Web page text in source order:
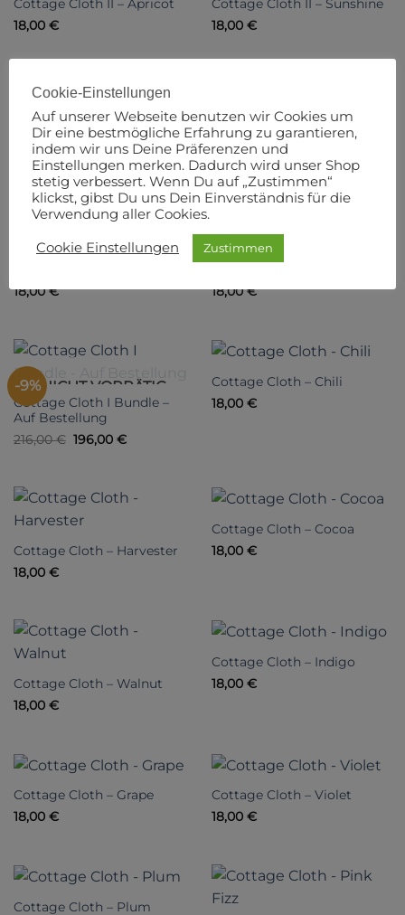
Cottage Cloth II – Apricot
18,00 €
Cottage Cloth II – Sunshine
18,00 €
Cottage Cloth II – Pearl
18,00€
Cottage Cloth II – Smoke
18,00€
18,00€
18,00€
-9% NICHT VORRÄTIG
Cottage Cloth I Bundle –
Auf Bestellung
216,00€ Ursprünglicher
Preis
196,00 €Aktueller
Cottage Cloth – Chili
18,00 €
Cottage Cloth – Harvester
18,00 €
Cottage Cloth – Cocoa
18,00 €
Cottage Cloth – Walnut
18,00 €
Cottage Cloth – Indigo
18,00 €
Cottage Cloth – Grape
18,00 €
Cottage Cloth – Violet
18,00 €
Cottage Cloth – Plum
Cookie-Einstellungen
Auf unserer Webseite benutzen wir Cookies um
Dir eine bestmögliche Erfahrung zu garantieren,
indem wir uns Deine Präferenzen und
Einstellungen merken. Dadurch wird unser Shop
stetig verbessert. Wenn Du auf „Zustimmen“
klickst, gibst Du uns Dein Einverständnis für die
Verwendung aller Cookies.
Cookie Einstellungen Zustimmen